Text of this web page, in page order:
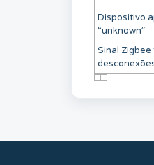
Dispositivo
“unknown”
Sinal Zigbee